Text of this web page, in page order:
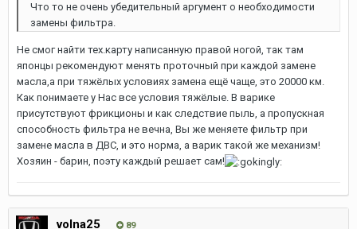
Что то не очень убедительный аргумент о необходимости
замены фильтра.
Не смог найти тех.карту написанную правой ногой, так там
японцы рекомендуют менять проточный при каждой замене
масла,а при тяжёлых условиях замена ещё чаще, это 20000 км.
Как понимаете у Нас все условия тяжёлые. В варике
присутствуют фрикционы и как следствие пыль, а пропускная
способность фильтра не вечна, Вы же меняете фильтр при
замене масла в ДВС, и это норма, а варик такой же механизм!
Хозяин - барин, поэту каждый решает сам!
volna25 89